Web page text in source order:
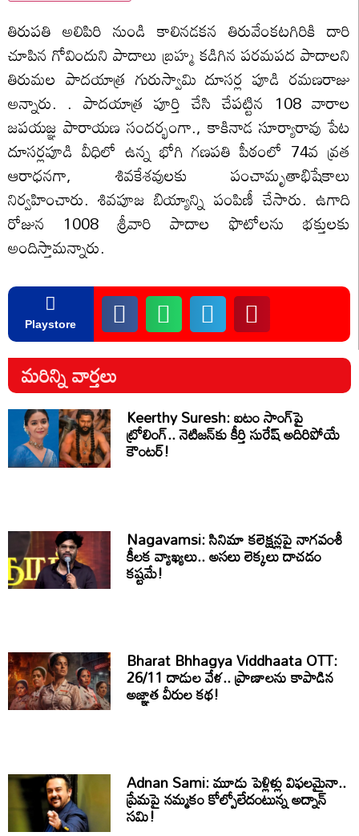
తిరుప‌తి అలిపిరి నుండి కాలినడకన తిరువేంకటగిరికి దారి
చూపిన గోవిందుని పాదాలు బ్రహ్మ కడిగిన పరమపద పాదాలని
తిరుమల పాదయాత్ర గురుస్వామి దూసర్ల పూడి రమణరాజు
అన్నారు. . పాదయాత్ర పూర్తి చేసి చేపట్టిన 108 వారాల
జపయజ్ఞ పారాయణ సందర్భంగా., కాకినాడ సూర్యారావు పేట
దూసర్లపూడి వీధిలో ఉన్న భోగి గణపతి పీఠంలో 74వ వ్రత
ఆరాధనగా, శివకేశవులకు పంచామృతాభిషేకాలు
నిర్వహించారు. శివపూజ బియ్యాన్ని పంపిణీ చేసారు. ఉగాది
రోజున 1008 శ్రీవారి పాదాల ఫొటోల‌ను భ‌క్తుల‌కు
అందిస్తామ‌న్నారు.
Playstore
మరిన్ని వార్తలు
Keerthy Suresh: ఐటం సాంగ్‌పై
ట్రోలింగ్.. నెటిజన్‌కు కీర్తి సురేష్ అదిరిపోయే
కౌంటర్!
Nagavamsi: సినిమా కలెక్షన్లపై నాగవంశీ
కీలక వ్యాఖ్యలు.. అసలు లెక్కలు దాచడం
కష్టమే!
Bharat Bhhagya Viddhaata OTT:
26/11 దాడుల వేళ.. ప్రాణాలను కాపాడిన
అజ్ఞాత వీరుల కథ!
Adnan Sami: మూడు పెళ్లిళ్లు విఫలమైనా..
ప్రేమపై నమ్మకం కోల్పోలేదంటున్న అద్నాన్
సమి!